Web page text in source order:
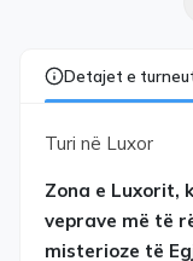
Detajet e
Turi në Luxor
Zona e Luxorit,
veprave më të
misterioze të